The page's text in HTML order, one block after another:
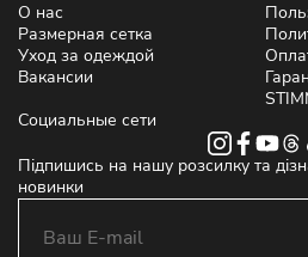
О нас
Размерная сетка
Уход за одеждой
Вакансии
Социальные сети
Підпишись на нашу розсилку та
новинки